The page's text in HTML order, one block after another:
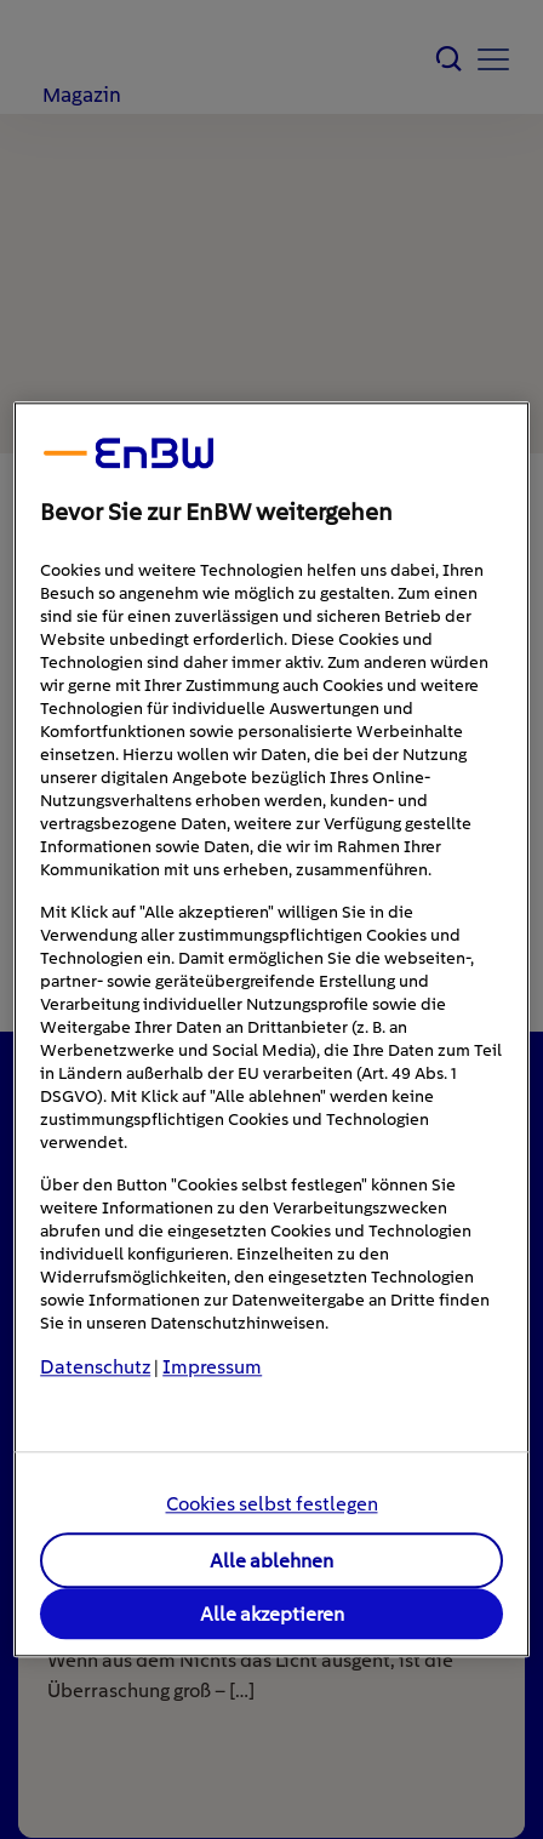
Magazin
haus-strasse-baeume
Das könnte Sie auch interessieren
Stromausfall: Das ist zu tun, wenn das Licht
ausgeht
Wenn aus dem Nichts das Licht ausgeht, ist die
Überraschung groß – […]
Bevor Sie zur EnBW weitergehen
Cookies und weitere Technologien helfen uns dabei, Ihren
Besuch so angenehm wie möglich zu gestalten. Zum einen
sind sie für einen zuverlässigen und sicheren Betrieb der
Website unbedingt erforderlich. Diese Cookies und
Technologien sind daher immer aktiv. Zum anderen würden
wir gerne mit Ihrer Zustimmung auch Cookies und weitere
Technologien für individuelle Auswertungen und
Komfortfunktionen sowie personalisierte Werbeinhalte
einsetzen. Hierzu wollen wir Daten, die bei der Nutzung
unserer digitalen Angebote bezüglich Ihres Online-
Nutzungsverhaltens erhoben werden, kunden- und
vertragsbezogene Daten, weitere zur Verfügung gestellte
Informationen sowie Daten, die wir im Rahmen Ihrer
Kommunikation mit uns erheben, zusammenführen.
Mit Klick auf "Alle akzeptieren" willigen Sie in die
Verwendung aller zustimmungspflichtigen Cookies und
Technologien ein. Damit ermöglichen Sie die webseiten-,
partner- sowie geräteübergreifende Erstellung und
Verarbeitung individueller Nutzungsprofile sowie die
Weitergabe Ihrer Daten an Drittanbieter (z. B. an
Werbenetzwerke und Social Media), die Ihre Daten zum Teil
in Ländern außerhalb der EU verarbeiten (Art. 49 Abs. 1
DSGVO). Mit Klick auf "Alle ablehnen" werden keine
zustimmungspflichtigen Cookies und Technologien
verwendet.
Über den Button "Cookies selbst festlegen" können Sie
weitere Informationen zu den Verarbeitungszwecken
abrufen und die eingesetzten Cookies und Technologien
individuell konfigurieren. Einzelheiten zu den
Widerrufsmöglichkeiten, den eingesetzten Technologien
sowie Informationen zur Datenweitergabe an Dritte finden
Sie in unseren Datenschutzhinweisen.
Datenschutz |Impressum
Cookies selbst festlegen
Alle ablehnen
Alle akzeptieren